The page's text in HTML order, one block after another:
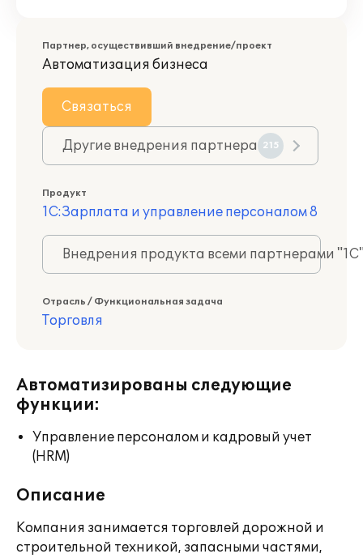
Партнер, осуществивший внедрение/проект
Автоматизация бизнеса
Связаться
Другие внедрения партнера 215
Продукт
1С:Зарплата и управление персоналом 8
Внедрения продукта всеми партнерами
Отрасль / Функциональная задача
Торговля
Автоматизированы следующие
функции:
Управление персоналом и кадровый учет
(HRM)
Описание
Компания занимается торговлей дорожной и
строительной техникой, запасными частями,